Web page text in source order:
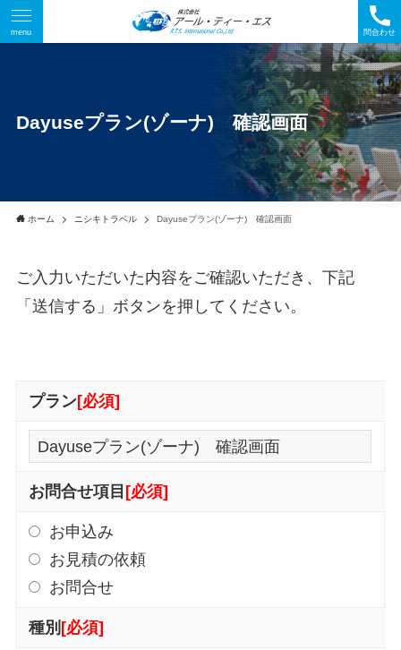
問合わせ
menu
Dayuseプラン(ゾーナ) 確認画面
ホーム ニシキトラベル Dayuseプラン(ゾーナ) 確認画面
ご入力いただいた内容をご確認いただき、下記
「送信する」ボタンを押してください。
プラン[必須]
お問合せ項目 [必須]
お申込み
お見積の依頼
お問合せ
種別 [必須]